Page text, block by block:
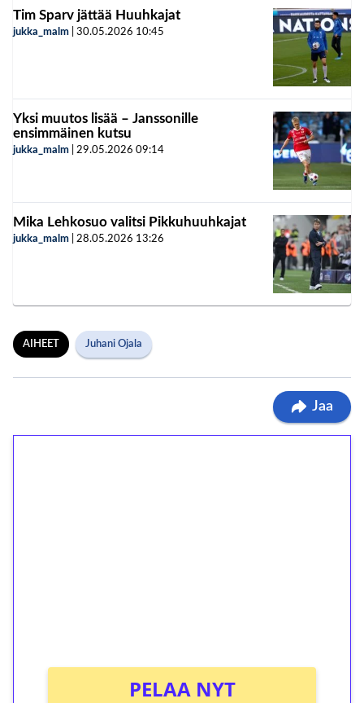
Tim Sparv jättää Huuhkajat
jukka_malm 30.05.2026 10:45
Yksi muutos lisää – Janssonille
ensimmäinen kutsu
jukka_malm 29.05.2026 09:14
Mika Lehkosuo valitsi Pikkuhuuhkajat
jukka_malm 28.05.2026 13:26
AIHEET Juhani Ojala
Jaa
PELAA NYT